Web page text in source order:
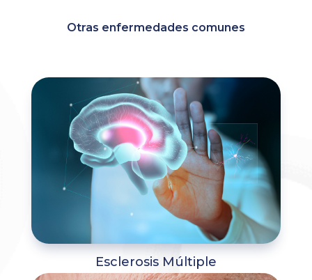
Otras enfermedades comunes
Esclerosis Múltiple